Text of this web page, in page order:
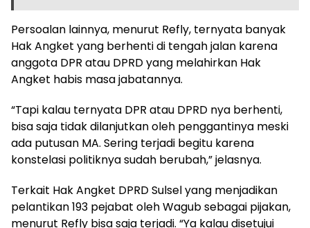
Persoalan lainnya, menurut Refly, ternyata banyak
Hak Angket yang berhenti di tengah jalan karena
anggota DPR atau DPRD yang melahirkan Hak
Angket habis masa jabatannya.
“Tapi kalau ternyata DPR atau DPRD nya berhenti,
bisa saja tidak dilanjutkan oleh penggantinya meski
ada putusan MA. Sering terjadi begitu karena
konstelasi politiknya sudah berubah,” jelasnya.
Terkait Hak Angket DPRD Sulsel yang menjadikan
pelantikan 193 pejabat oleh Wagub sebagai pijakan,
menurut Refly bisa saja terjadi. “Ya kalau disetujui